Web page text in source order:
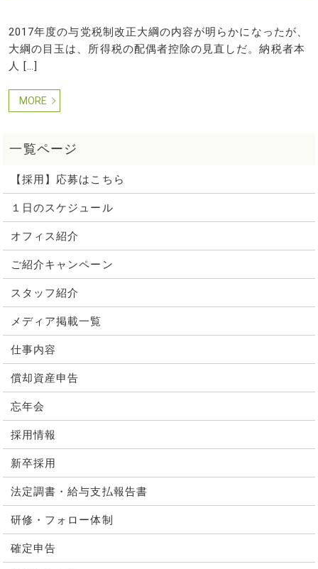
2017年度の与党税制改正大綱の内容が明らかになったが、
大綱の目玉は、所得税の配偶者控除の見直しだ。納税者本
人 […]
MORE
【採用】応募はこちら
１日のスケジュール
オフィス紹介
ご紹介キャンペーン
スタッフ紹介
メディア掲載一覧
仕事内容
償却資産申告
忘年会
採用情報
新卒採用
法定調書・給与支払報告書
研修・フォロー体制
確定申告